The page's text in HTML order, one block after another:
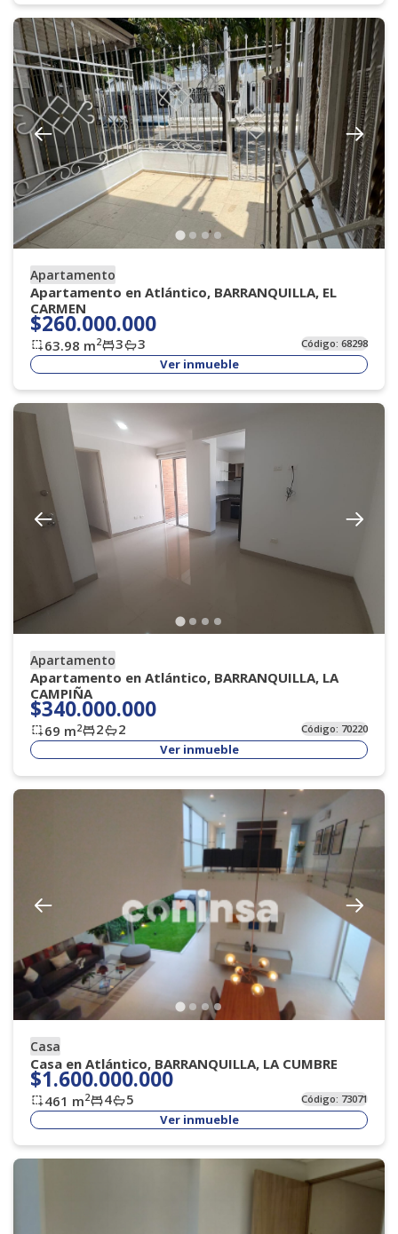
Apartamento
Apartamento en Atlántico, BARRANQUILLA, EL
CARMEN
$260.000.000
63.98 m2 3 3 Código:68298
Ver inmueble
Apartamento
Apartamento en Atlántico, BARRANQUILLA, LA
CAMPIÑA
$340.000.000
69 m2 2 2 Código: 70220
Ver inmueble
Casa
Casa en Atlántico, BARRANQUILLA, LA CUMBRE
$1.600.000.000
461 m2 4 5 Código: 73071
Ver inmueble